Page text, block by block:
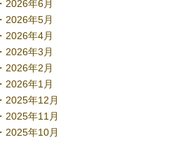
2026年6月
2026年5月
2026年4月
2026年3月
2026年2月
2026年1月
2025年12月
2025年11月
2025年10月